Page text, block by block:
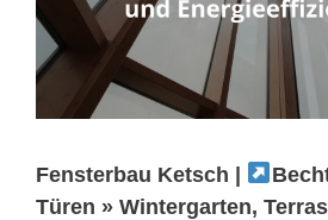
Fensterbau Ketsch |
Türen » Wintergarten,